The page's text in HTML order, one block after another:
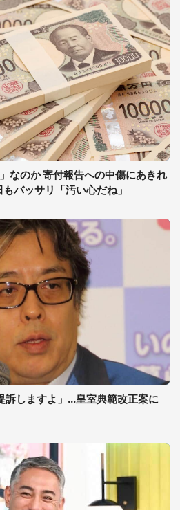
なのか 寄付報告への中傷にあきれ
バッサリ「汚い心だね」
訴しますよ」...皇室典範改正案に